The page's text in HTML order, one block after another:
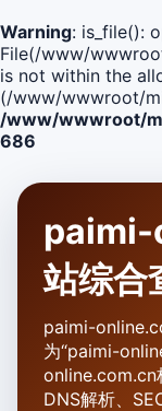
Warning: is_file():
File(/www/
is not within the
(/www/wwwroot/
/www/wwwroot/
686
paimi-
站综合
paimi-
为“paimi-
online.com.cn
DNS解析、